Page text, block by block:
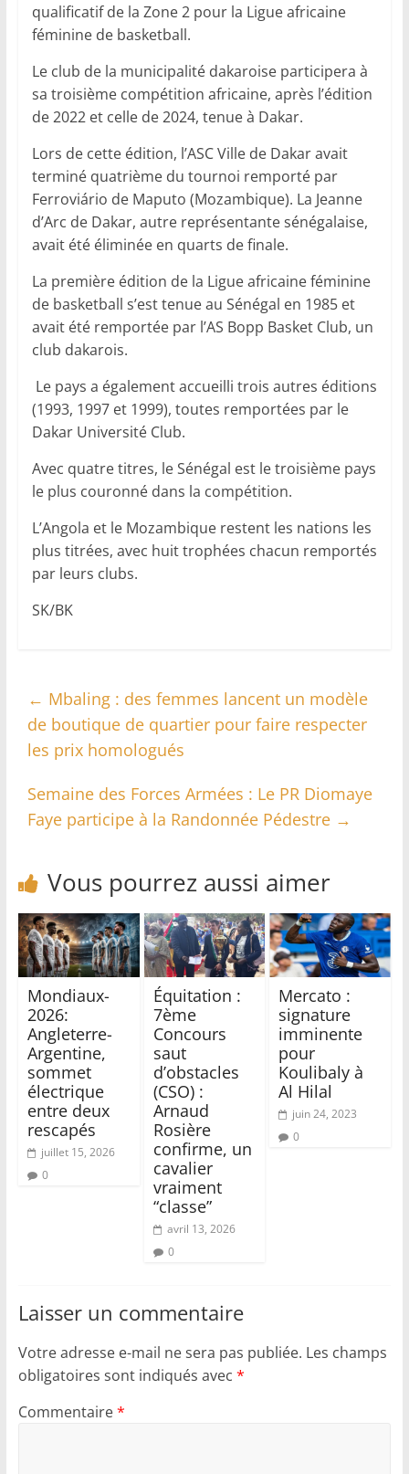
qualificatif de la Zone 2 pour la Ligue africaine
féminine de basketball.
Le club de la municipalité dakaroise participera à
sa troisième compétition africaine, après l’édition
de 2022 et celle de 2024, tenue à Dakar.
‎Lors de cette édition, l’ASC Ville de Dakar avait
terminé quatrième du tournoi remporté par
Ferroviário de Maputo (Mozambique). La Jeanne
d’Arc de Dakar, autre représentante sénégalaise,
avait été éliminée en quarts de finale.
La première édition de la Ligue africaine féminine
de basketball s’est tenue au Sénégal en 1985 et
avait été remportée par l’AS Bopp Basket Club, un
club dakarois.
‎ Le pays a également accueilli trois autres éditions
(1993, 1997 et 1999), toutes remportées par le
Dakar Université Club.
Avec quatre titres, le Sénégal est le troisième pays
le plus couronné dans la compétition.
L’Angola et le Mozambique restent les nations les
plus titrées, avec huit trophées chacun remportés
par leurs clubs.
‎SK/BK
← Mbaling : des femmes lancent un modèle
de boutique de quartier pour faire respecter
les prix homologués
Semaine des Forces Armées : Le PR Diomaye
Faye participe à la Randonnée Pédestre →
Vous pourrez aussi aimer
Mondiaux-
2026:
Angleterre-
Argentine,
sommet
électrique
entre deux
rescapés
juillet 15, 2026
0
Équitation :
7ème
Concours
saut
d’obstacles
(CSO) :
Arnaud
Rosière
confirme, un
cavalier
vraiment
“classe”
avril 13, 2026
0
Mercato :
signature
imminente
pour
Koulibaly à
Al Hilal
juin 24, 2023
0
Laisser un commentaire
Votre adresse e-mail ne sera pas publiée. Les champs
obligatoires sont indiqués avec *
Commentaire*